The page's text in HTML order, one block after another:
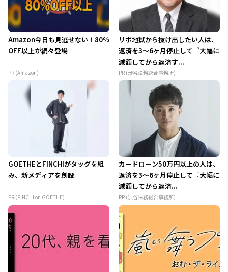
Amazon今日も見逃せない！80%
OFF以上が続々登場
PR (Amazon)
リボ地獄から抜け出したい人は、
返済を3～6ヶ月停止して『大幅に
減額してから返済す...
PR (渋谷法務総合事務所)
GOETHEとFINCHIがタッグを組
み、新メディアを創設
PR (FINCHI on GOETHE)
カードローン50万円以上の人は、
返済を3～6ヶ月停止して『大幅に
減額してから返済...
PR (渋谷法務総合事務所)